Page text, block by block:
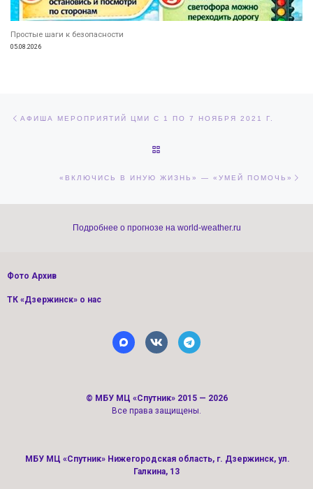
Простые шаги к безопасности
05.08.2026
АФИША МЕРОПРИЯТИЙ ЦМИ С 1 ПО 7 НОЯБРЯ 2021 Г.
«ВКЛЮЧИСЬ В ИНУЮ ЖИЗНЬ» — «УМЕЙ ПОМОЧЬ»
Подробнее о прогнозе на world-weather.ru
Фото Архив
ТК «Дзержинск» о нас
© МБУ МЦ «Спутник» 2015 — 2026
Все права защищены.
МБУ МЦ «Спутник» Нижегородская область, г. Дзержинск, ул.
Галкина, 13